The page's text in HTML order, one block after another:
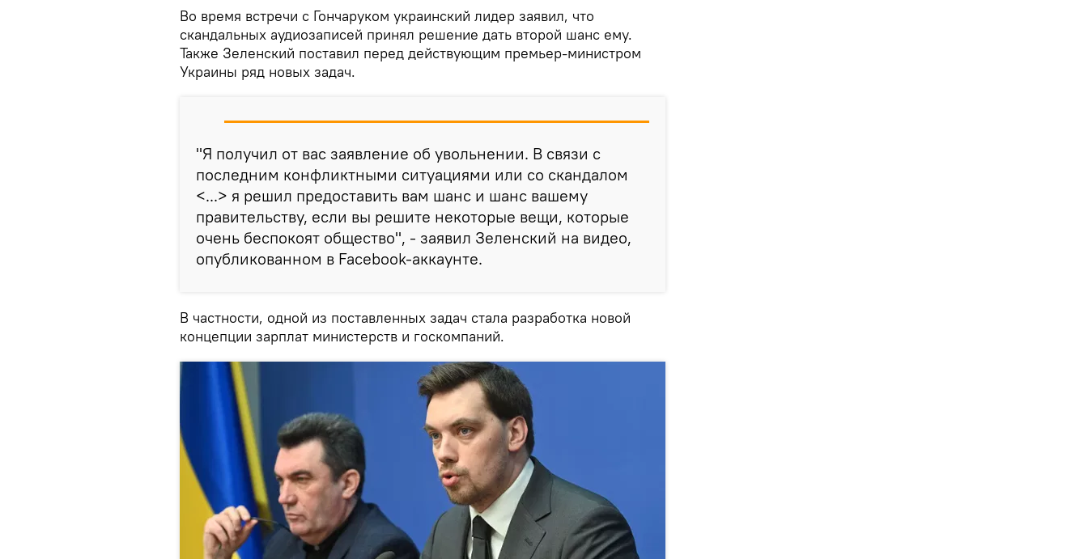
Во время встречи с Гончаруком украинский лидер заявил, что
скандальных аудиозаписей принял решение дать второй шанс ему.
Также Зеленский поставил перед действующим премьер-министром
Украины ряд новых задач.
"Я получил от вас заявление об увольнении. В связи с
последним конфликтными ситуациями или со скандалом
<...> я решил предоставить вам шанс и шанс вашему
правительству, если вы решите некоторые вещи, которые
очень беспокоят общество", - заявил Зеленский на видео,
опубликованном в Facebook-аккаунте.
В частности, одной из поставленных задач стала разработка новой
концепции зарплат министерств и госкомпаний.